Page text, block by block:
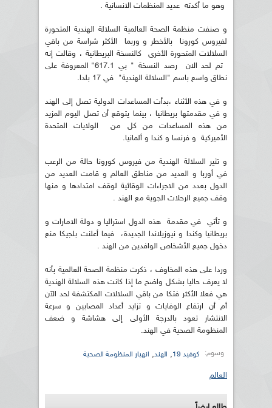
وهو ما أكدته عديد المنظمات الانسانية .
و صنفت منظمة الصحة العالمية السلالة الهندية المتحورة
لفيروس كورونا بالأخطر و وربما الأكثر شراسة من باقي
السلالات المتحورة الأخرى كالنسخة البريطانية ، وقالت إنه
تم لحد الان رصد النسخة " بي 617.1" المعروفة على
نطاق واسع باسم "السلالة الهندية" في 17 بلدا.
و في هذه الأثناء ،بدأت المساعدات الدولية تصل إلى الهند
و في مقدمتها بريطانيا ، بينما يتوقع أن تصل اليوم المزيد
من هذه المساعدات من كل من الولايات المتحدة
الأميركية و فرنسا و كندا و ألمانيا.
و تثير السلالة الهندية من فيروس كورونا حالة من الرعب
في أوربا و العديد من مناطق العالم و قامت العديد من
الدول بعدد من الاجراءات الوقائية لوقف امتدادها و منها
وقف جميع الرحلات الجوية مع الهند .
و تأتي في مقدمة هذه الدول استراليا و دولة الامارات و
بريطانيا وكندا و نيوزيلاندا الجديدة، فيما أعلنت بلجيكا منع
دخول جميع الأشخاص الوافدين من الهند .
وردا على هذه المخاوف ، ذكرت منظمة الصحة العالمية بأنه
لا يعرف حاليا بشكل واضح ما إذا كانت هذه السلالة الهندية
هي فعلا الأكثر فتكا من باقي السلالات المكتشفة لحد الآن
أم أن ارتفاع الوفايات و تزايد أعداد المصابين و سرعة
الانتشار تعود بالدرجة الأولى إلى هشاشة و ضعف
المنظومة الصحية في الهند.
وسوم: كوفيد 19 , الهند, انهيار المنظومة الصحية
العالم